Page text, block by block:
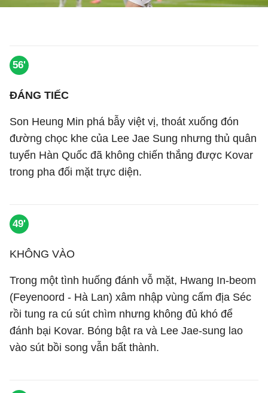
56'
ĐÁNG TIẾC
Son Heung Min phá bẫy việt vị, thoát xuống đón
đường chọc khe của Lee Jae Sung nhưng thủ quân
tuyển Hàn Quốc đã không chiến thắng được Kovar
trong pha đối mặt trực diện.
49'
KHÔNG VÀO
Trong một tình huống đánh vỗ mặt, Hwang In-beom
(Feyenoord - Hà Lan) xâm nhập vùng cấm địa Séc
rồi tung ra cú sút chìm nhưng không đủ khó để
đánh bại Kovar. Bóng bật ra và Lee Jae-sung lao
vào sút bồi song vẫn bất thành.